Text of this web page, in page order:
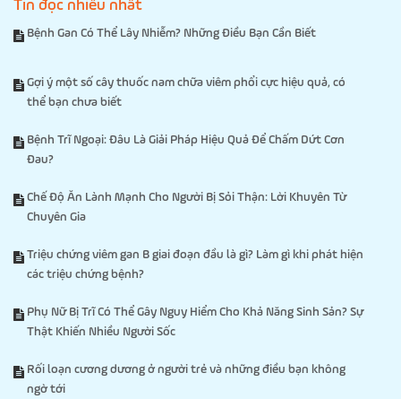
Tin đọc nhiều nhất
Bệnh Gan Có Thể Lây Nhiễm? Những Điều Bạn Cần Biết
Gợi ý một số cây thuốc nam chữa viêm phổi cực hiệu quả, có
thể bạn chưa biết
Bệnh Trĩ Ngoại: Đâu Là Giải Pháp Hiệu Quả Để Chấm Dứt Cơn
Đau?
Chế Độ Ăn Lành Mạnh Cho Người Bị Sỏi Thận: Lời Khuyên Từ
Chuyên Gia
Triệu chứng viêm gan B giai đoạn đầu là gì? Làm gì khi phát hiện
các triệu chứng bệnh?
Phụ Nữ Bị Trĩ Có Thể Gây Nguy Hiểm Cho Khả Năng Sinh Sản? Sự
Thật Khiến Nhiều Người Sốc
Rối loạn cương dương ở người trẻ và những điều bạn không
ngờ tới